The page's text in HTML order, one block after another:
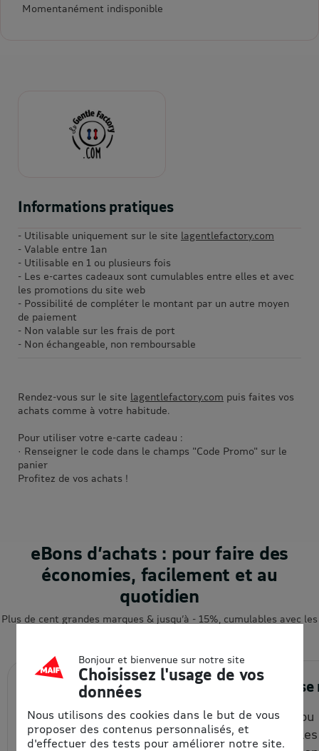
Momentanément indisponible
Informations pratiques
- Utilisable uniquement sur le site lagentlefactory.com
- Valable entre 1an
- Utilisable en 1 ou plusieurs fois
- Les e-cartes cadeaux sont cumulables entre elles et avec
les promotions du site web
- Possibilité de compléter le montant par un autre moyen
de paiement
- Non valable sur les frais de port
- Non échangeable, non remboursable
Rendez-vous sur le site lagentlefactory.com puis faites vos
achats comme à votre habitude.
Pour utiliser votre e-carte cadeau :
· Renseigner le code dans le champs "Code Promo" sur le
panier
Profitez de vos achats !
eBons d’achats : pour faire des
économies, facilement et au
quotidien
Plus de cent grandes marques & jusqu’à - 15%, cumulables avec les
1. J’achète en ligne
Je choisis la quantité et le
montant de mon eBon
2.
En ligne
(vérifier
Bonjour et bienvenue sur notre site
Choisissez l'usage de vos
données
Nous utilisons des cookies dans le but de vous
proposer des contenus personnalisés, et
d'effectuer des tests pour améliorer notre site.